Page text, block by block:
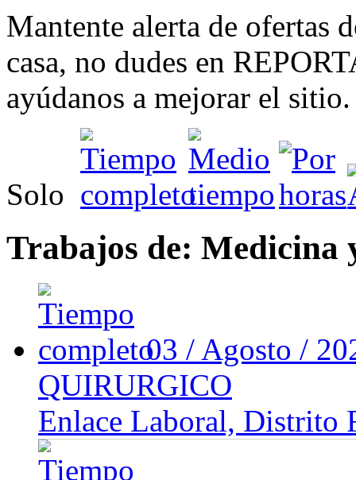
Mantente alerta de ofertas
casa, no dudes en
ayúdanos a mejorar el sitio.
Solo
Trabajos de: Medicina
03 / Agosto /
QUIRURGICO
Enlace Laboral, Distrito